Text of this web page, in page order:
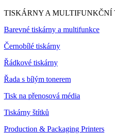
TISKÁRNY A MULTIFUNKČNÍ
Barevné tiskárny a multifunkce
Černobílé tiskárny
Řádkové tiskárny
Řada s bílým tonerem
Tisk na přenosová média
Tiskárny štítků
Production & Packaging Printers